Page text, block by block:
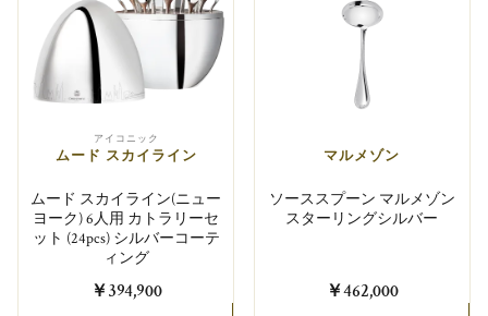
アイコニック
ムード スカイライン
ムード スカイライン(ニュー
ヨーク) 6人用 カトラリーセ
ット (24pcs) シルバーコーテ
ィング
￥394,900
マルメゾン
ソーススプーン マルメゾン
スターリングシルバー
￥462,000